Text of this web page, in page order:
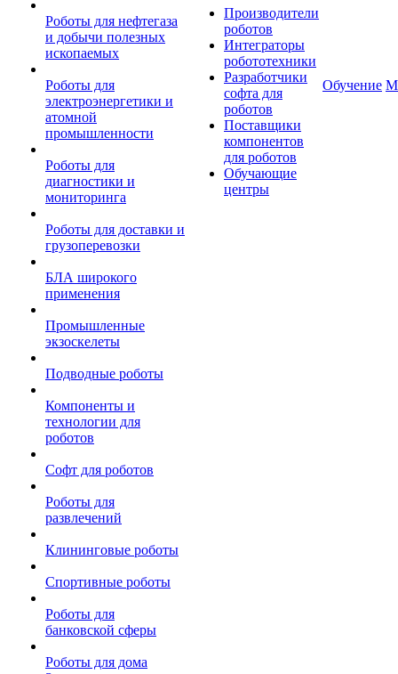
Роботы для нефтегаза
и добычи полезных
ископаемых
Роботы для
электроэнергетики и
атомной
промышленности
Роботы для
диагностики и
мониторинга
Роботы для доставки и
грузоперевозки
БЛА широкого
применения
Промышленные
экзоскелеты
Подводные роботы
Компоненты и
технологии для
роботов
Софт для роботов
Роботы для
развлечений
Клининговые роботы
Спортивные роботы
Роботы для
банковской сферы
Роботы для дома
Производители
роботов
Интеграторы
робототехники
Разработчики
софта для
роботов
Поставщики
компонентов
для роботов
Обучающие
центры
Обучение